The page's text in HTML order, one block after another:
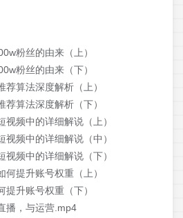
粉丝的由来（上）
粉丝的由来（下）
算法深度解析（上）
算法深度解析（下）
频中的详细解说（上）
频中的详细解说（中）
频中的详细解说（下）
提升账号权重（上）
升账号权重（下）
播，与运营.mp4